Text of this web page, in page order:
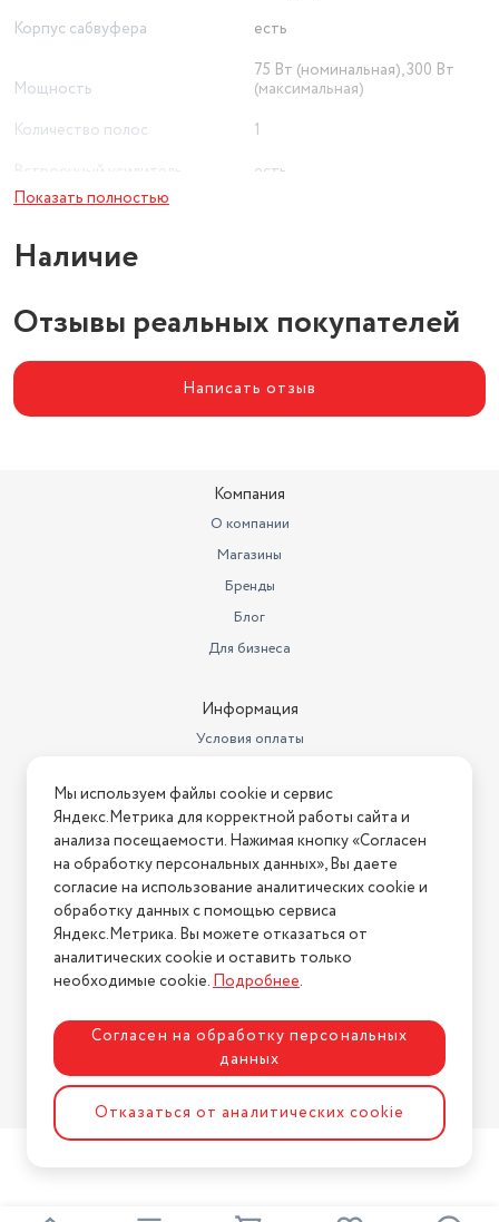
Корпус сабвуфера
есть
Мощность
75 Вт (номинальная), 300 Вт
(максимальная)
Количество полос
1
есть
Типоразмер
Показать полностью
Наличие
Отзывы реальных покупателей
Написать отзыв
Компания
О компании
Магазины
Бренды
Блог
Для бизнеса
Информация
Условия оплаты
Условия возврата
Нашли ошибку на сайте? Напишите нам
2026 © Интернет-магазин "АстМаркет". У нас есть всё!
Политика конфиденциальности
Разработка сайтаASTDESIGN
Мы используем файлы cookie и сервис
Яндекс.Метрика для корректной работы сайта и
анализа посещаемости. Нажимая кнопку «Согласен
на обработку персональных данных», Вы даете
согласие на использование аналитических cookie и
обработку данных с помощью сервиса
Яндекс.Метрика. Вы можете отказаться от
аналитических cookie и оставить только
необходимые cookie.Подробнее.
Согласен на обработку персональных
данных
Отказаться от аналитических cookie